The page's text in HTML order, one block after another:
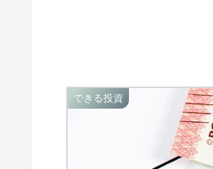
できる投資